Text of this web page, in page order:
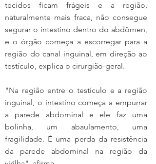
tecidos ficam frágeis e a região,
naturalmente mais fraca, não consegue
segurar o intestino dentro do abdômen,
e o órgão começa a escorregar para a
região do canal inguinal, em direção ao
testículo, explica o cirurgião-geral.
"Na região entre o testículo e a região
inguinal, o intestino começa a empurrar
a parede abdominal e ele faz uma
bolinha, um abaulamento, uma
fragilidade. É uma perda da resistência
da parede abdominal na região da